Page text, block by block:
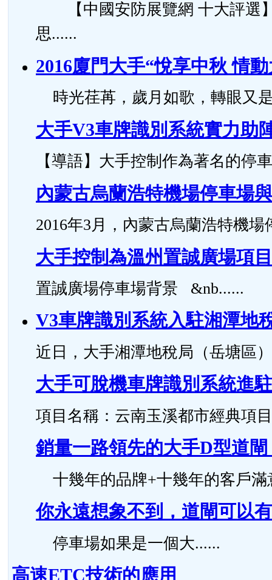
【中國安防展覽網 十大評選
思......
2016廈門大手“悅享中秋 情
時光荏苒，歲月如歌，轉眼又
大手V3車牌識別系統實力助
【導語】大手控制作為著名的停
內蒙古烏蘭浩特機場停車場
2016年3月，內蒙古烏蘭浩特機
大手控制為溫州置誠廣場項
置誠廣場停車場背景 &nb......
V3車牌識別系統入駐湘潭地
近日，大手湘潭地稅局（岳塘區
大手可脫機車牌識別系統進
項目名稱：云南玉溪都市經典項
銷量一路領先的大手D型道
十幾年的品牌+十幾年的客戶滿
你永遠想象不到，道閘可以
停車場如果是一個大......
高速ETC技術的應用